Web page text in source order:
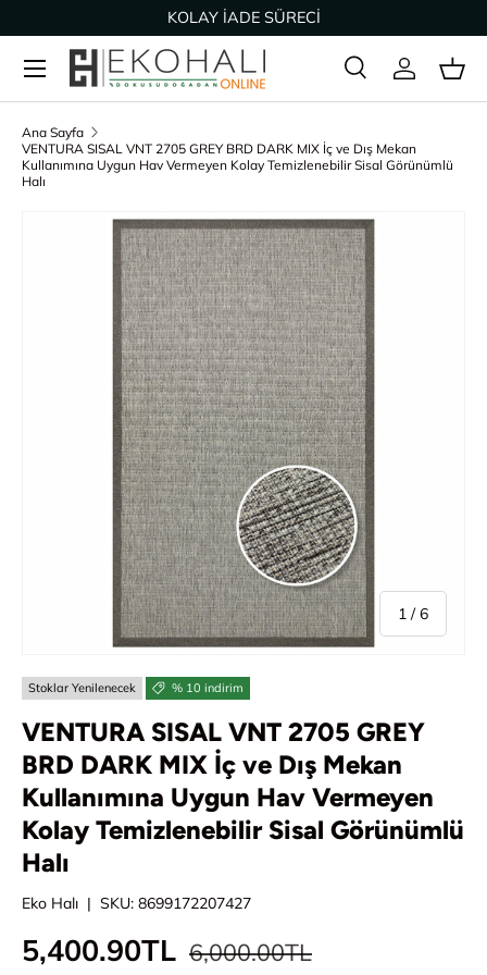
İçeriğe geç
KOLAY İADE SÜRECİ
Arama
Ürün türü
Ara Giriş Yap
Ana Sayfa
VENTURA SISAL VNT 2705 GREY BRD DARK MIX İç ve Dış Mekan
Kullanımına Uygun Hav Vermeyen Kolay Temizlenebilir Sisal Görünümlü
Halı
Ürün bilgisine geç
1 //6
Stoklar Yenilenecek % 10 indirim
VENTURA SISAL VNT 2705 GREY
BRD DARK MIX İç ve Dış Mekan
Kullanımına Uygun Hav Vermeyen
Kolay Temizlenebilir Sisal Görünümlü
Halı
Eko Halı | SKU: 8699172207427
İndirimli fiyat
5,400.90TL Normal fiyat
6,000.00TL